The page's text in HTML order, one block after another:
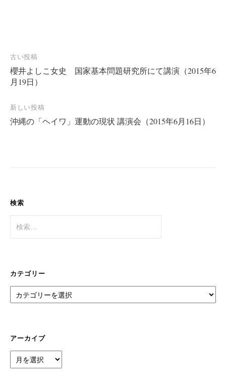
投
稿
ナ
ビ
ゲ
古い投稿
櫻井よしこ女史 国家基本問題研究所にて講演（2015年6
月19日）
新しい投稿
沖縄の「ヘイワ」運動の現状 講演会（2015年6月16日）
検索
索:
カテゴリー
テ
ー
アーカイブ
ー